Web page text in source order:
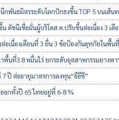
กพันธมิตรระดับโลกปักธงขึ้น TOP 5 บนเส้น
น ดัชนีเชื่อมั่นผู้บริโคส.ค.ปรับขึ้นต่อเนื่อง 3
อเนื่องเดือนที่ 3 ยื่น 3 ข้อป้องกันอุทกัยในพื้
นที่3.8 หมื่นไร่ ยกระดับอุตสาหกรรมยางพา
7 ปี ต่ออายุมาตรการลงทุน“อีอีซี”
อกทั้งปี 65 ไทยอยู่ที่ 6-8 %